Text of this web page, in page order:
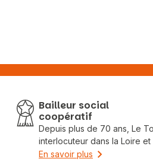
Bailleur social
coopératif
Depuis plus de 70 ans, Le
interlocuteur dans la Loire et
En savoir plus